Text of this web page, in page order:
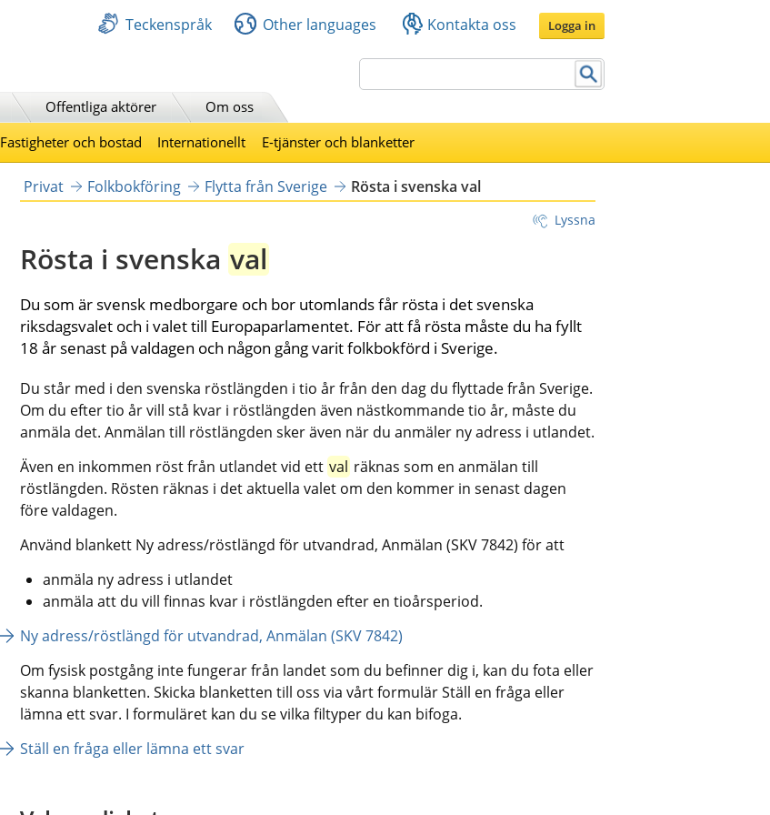
Teckenspråk Other languages Kontakta oss Logga in
Offentliga aktörer
Om oss
Fastigheter och bostad Internationellt E-tjänster och blanketter
Privat Folkbokföring Flytta från Sverige Rösta i svenska val
Lyssna
Rösta i svenska val
Du som är svensk medborgare och bor utomlands får rösta i det svenska
riksdagsvalet och i valet till Europaparlamentet. För att få rösta måste du ha fyllt
18 år senast på valdagen och någon gång varit folkbokförd i Sverige.
Du står med i den svenska röstlängden i tio år från den dag du flyttade från Sverige.
Om du efter tio år vill stå kvar i röstlängden även nästkommande tio år, måste du
anmäla det. Anmälan till röstlängden sker även när du anmäler ny adress i utlandet.
Även en inkommen röst från utlandet vid ett val räknas som en anmälan till
röstlängden. Rösten räknas i det aktuella valet om den kommer in senast dagen
före valdagen.
Använd blankett Ny adress/röstlängd för utvandrad, Anmälan (SKV 7842) för att
anmäla ny adress i utlandet
anmäla att du vill finnas kvar i röstlängden efter en tioårsperiod.
Ny adress/röstlängd för utvandrad, Anmälan (SKV 7842)
Om fysisk postgång inte fungerar från landet som du befinner dig i, kan du fota eller
skanna blanketten. Skicka blanketten till oss via vårt formulär Ställ en fråga eller
lämna ett svar. I formuläret kan du se vilka filtyper du kan bifoga.
Ställ en fråga eller lämna ett svar